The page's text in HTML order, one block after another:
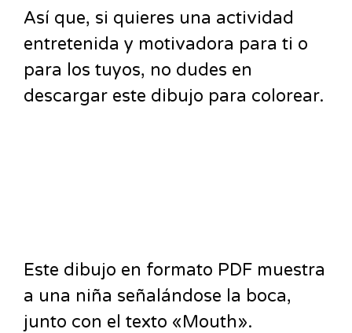
Así que, si quieres una actividad
entretenida y motivadora para ti o
para los tuyos, no dudes en
descargar este dibujo para colorear.
Este dibujo en formato PDF muestra
a una niña señalándose la boca,
junto con el texto «Mouth».